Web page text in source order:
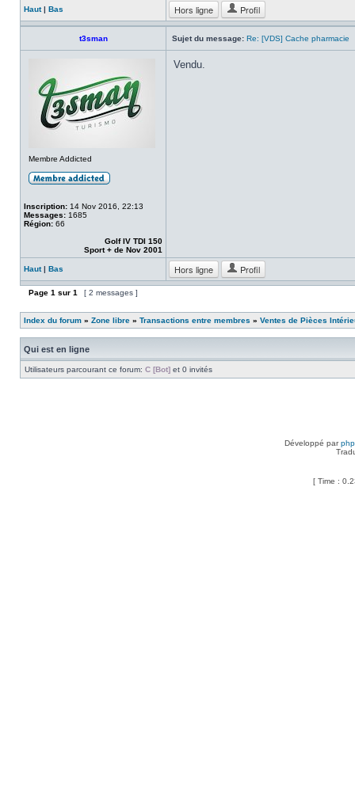
Haut| Bas Hors ligne Profil
t3sman Sujet du message: Re: [VDS] Cache pharmacie
Membre Addicted
Inscription: 14 Nov 2016, 22:13
Messages: 1685
Région: 66
Golf IV TDI 150
Sport + de Nov 2001
Vendu.
Haut| Bas Hors ligne Profil
Page 1 sur 1 [ 2 messages ]
Index du forum » Zone libre » Transactions entre membres » Ventes de Pièces
Qui est en ligne
Utilisateurs parcourant ce forum: C [Bot] et 0 invités
Développé par
[ Time :